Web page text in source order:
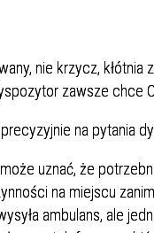
nie krzycz, kłótnia
zawsze chce
na pytania
uznać, że
na miejscu
ambulans, ale